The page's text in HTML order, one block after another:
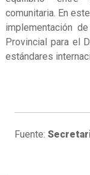
comunitaria. En
implementación
Provincial para el
estándares
Fuente: